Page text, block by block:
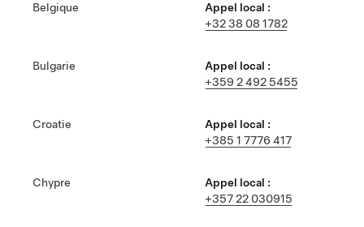
Belgique
Appel local :
+32 38 08 1782
Bulgarie
Appel local :
+359 2 492 5455
Croatie
Appel local :
+385 1 7776 417
Chypre
Appel local :
+357 22 030915